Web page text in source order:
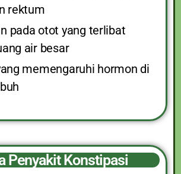
rektum
pada otot yang terlibat
air besar
memengaruhi hormon di
Penyakit Konstipasi